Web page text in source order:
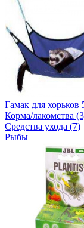
Гамак для
Корма/лакомства
Средства ухода (7)
Рыбы